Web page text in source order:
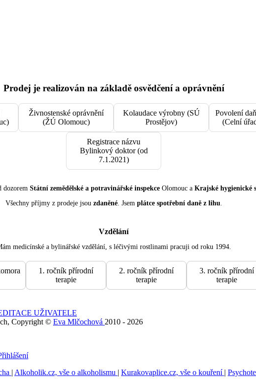
Prodej je realizován na základě osvědčení a oprávnění
Živnostenské oprávnění
(ŽÚ Olomouc)
Kolaudace výrobny (SÚ
Prostějov)
Povolení
(Celní
Registrace názvu
Bylinkový doktor (od
7.1.2021)
dozorem Státní zemědělské a potravinářské inspekce Olomouc a Krajské hygienické
Všechny příjmy z prodeje jsou zdaněné. Jsem plátce spotřební daně z lihu
Vzdělání
medicínské a bylinářské vzdělání, s léčivými rostlinami pracuji od roku 1994.
1. ročník přírodní
terapie
2. ročník přírodní
terapie
3. ročník přírodní
terapie
UŽIVATELE
Copyright © Eva Mlčochová 2010 - 2026
| Alkoholik.cz, vše o alkoholismu | Kurakovaplice.cz, vše o kouření |